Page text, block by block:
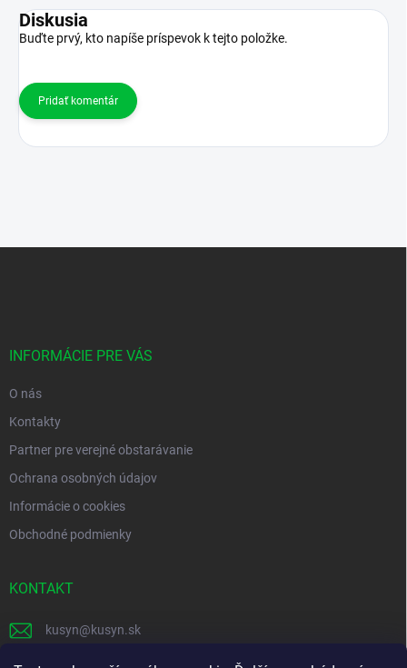
Diskusia
Buďte prvý, kto napíše príspevok k tejto položke.
Pridať komentár
INFORMÁCIE PRE VÁS
O nás
Kontakty
Partner pre verejné obstarávanie
Ochrana osobných údajov
Informácie o cookies
Obchodné podmienky
KONTAKT
kusyn@kusyn.sk